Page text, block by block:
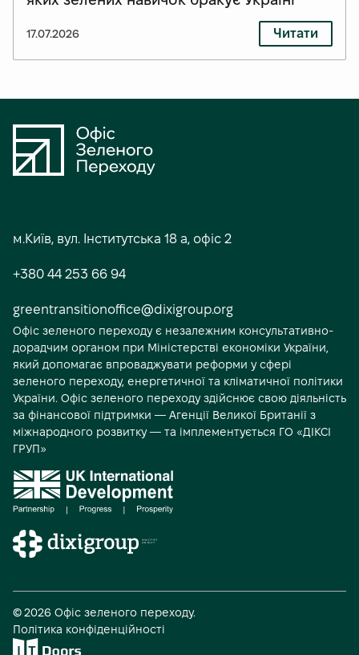
17.07.2026 Читати
о
а
л
ь
н
і
м
д
і
а
м.Київ, вул. Інститутська 18 а, офіс 2
+380 44 253 66 94
greentransitionoffice@dixigroup.org
Офіс зеленого переходу є незалежним консультативно-
дорадчим органом при Міністерстві економіки України,
який допомагає впроваджувати реформи у сфері
зеленого переходу, енергетичної та кліматичної політики
України. Офіс зеленого переходу здійснює свою діяльність
за фінансової підтримки — Агенції Великої Британії з
міжнародного розвитку — та імплементується ГО «ДІКСІ
ГРУП»
А
в
© 2026 Офіс зеленого переходу.
Політика конфіденційності